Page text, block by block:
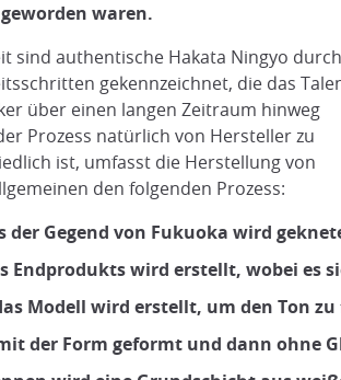
waren.
sind authentische Hakata Ningyo durch
gekennzeichnet, die das
über einen langen Zeitraum hinweg
Prozess natürlich von Hersteller zu
ist, umfasst die Herstellung von
den folgenden Prozess:
der Gegend von Fukuoka wird
Endprodukts wird erstellt, wobei es
Modell wird erstellt, um den Ton
der Form geformt und dann ohne